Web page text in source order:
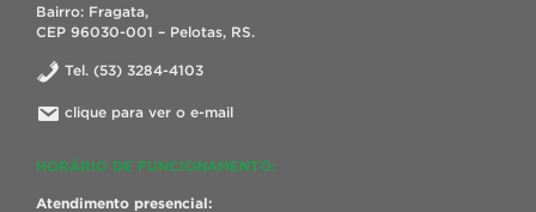
Bairro: Fragata,
CEP 96030-001 – Pelotas, RS.
Tel. (53) 3284-4103
clique para ver o e-mail
HORÁRIO DE FUNCIONAMENTO:
Atendimento presencial: